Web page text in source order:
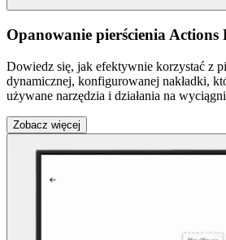
Opanowanie pierścienia Actions
Dowiedz się, jak efektywnie korzystać z
dynamicznej, konfigurowanej nakładki,
używane narzędzia i działania na
Zobacz więcej